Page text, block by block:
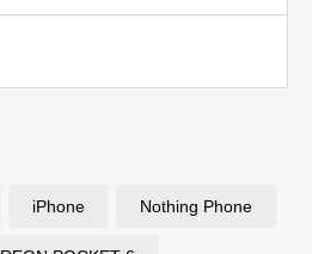
iPhone Nothing Phone